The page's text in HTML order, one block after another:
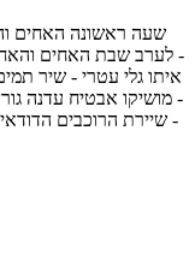
לערב שבת האחים
- מושיקו אבטיח עדנה
- שיירת הרוכבים